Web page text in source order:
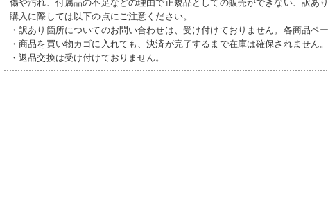
購入に際しては以下の点にご注意ください。
・訳あり箇所についてのお問い合わせは、受け付けておりません。各商品ペ
・商品を買い物カゴに入れても、決済が完了するまで在庫は確保されません。
・返品交換は受け付けておりません。